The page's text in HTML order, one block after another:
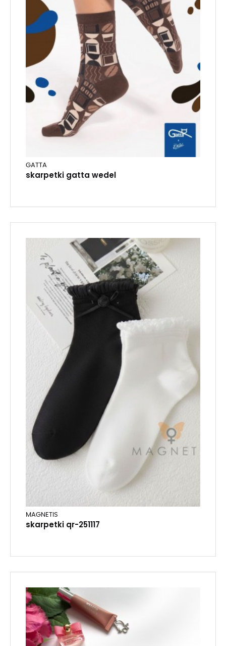
GATTA
skarpetki gatta wedel
MAGNETIS
skarpetki qr-251117